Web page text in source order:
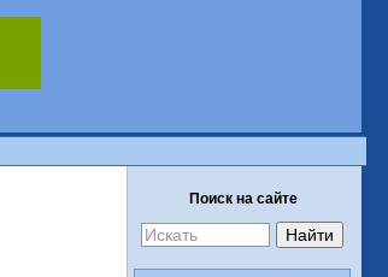
Поиск на сайте